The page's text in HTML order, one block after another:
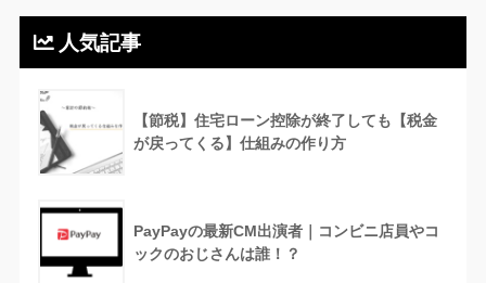
人気記事
【節税】住宅ローン控除が終了しても【税金
が戻ってくる】仕組みの作り方
PayPayの最新CM出演者｜コンビニ店員やコ
ックのおじさんは誰！？